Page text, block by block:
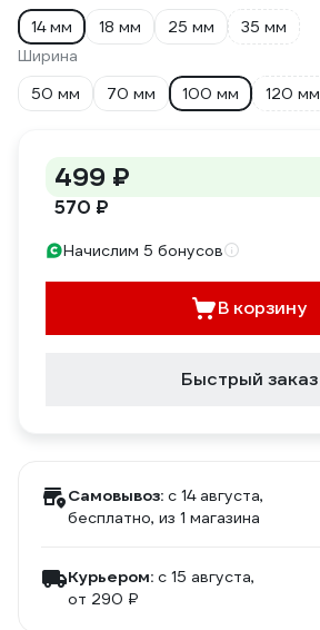
14 мм
18 мм 25 мм
35 мм
Ширина
50 мм
70 мм 100 мм 120 мм
499 ₽
570 ₽
Начислим 5 бонусов
В корзину
Быстрый заказ
Самовывоз: c 14 августа,
бесплатно, из 1 магазина
Курьером: c 15 августа,
от 290 ₽